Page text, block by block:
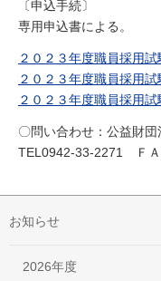
〔申込手続〕
専用申込書による。
２０２３年度職員採用試
２０２３年度職員採用試
２０２３年度職員採用試
〇問い合わせ：公益財
TEL0942-33-2271 Ｆ
お知らせ
2026年度